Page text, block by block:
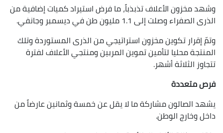
وشهد مخزون الأعلاف تذبذباً، ما فرض استيراد كميات إضافية من
الذرى الصفراء وصلت إلى 1.1 مليون طن في ديسمبر وجانفي.
وتمّ إقرار تكوين مخزون استراتيجي من الذرى المستوردة وتلك
المنتجة محليا لتأمين تموين المربين ومنتجي الأعلاف لفترة
تتجاوز الثلاثة أشهر.
فرص متعددة
يشهد الصالون مشاركة ما لا يقل عن خمسة وثمانين عارضاً من
داخل وخارج الوطن.